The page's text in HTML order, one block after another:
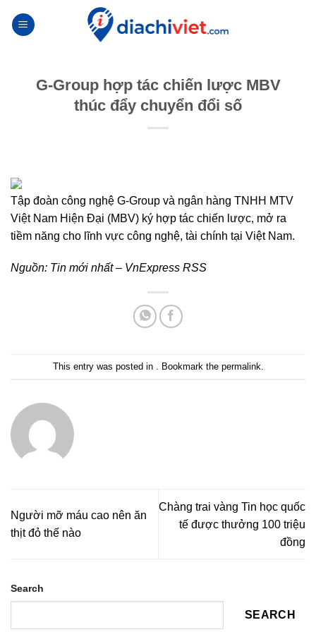
G-Group hợp tác chiến lược MBV
thúc đẩy chuyển đổi số
Tập đoàn công nghệ G-Group và ngân hàng TNHH MTV
Việt Nam Hiện Đại (MBV) ký hợp tác chiến lược, mở ra
tiềm năng cho lĩnh vực công nghệ, tài chính tại Việt Nam.
Nguồn: Tin mới nhất – VnExpress RSS
This entry was posted in . Bookmark the permalink
Người mỡ máu cao nên ăn
thịt đỏ thế nào
Chàng trai vàng Tin học quốc
tế được thưởng 100 triệu
đồng
Search
SEARCH